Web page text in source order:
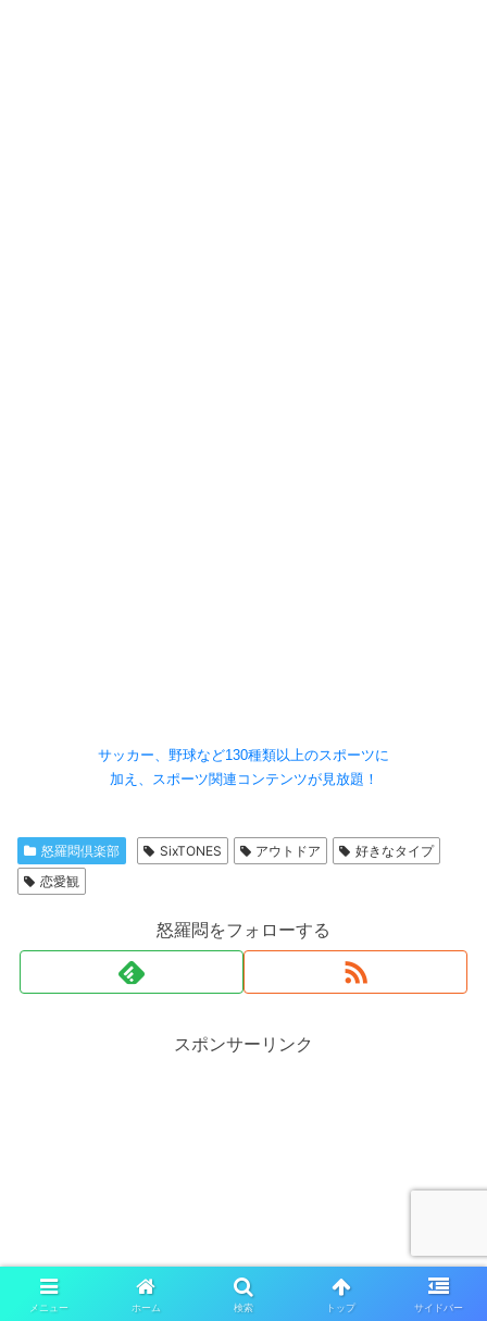
サッカー、野球など130種類以上のスポーツに
加え、スポーツ関連コンテンツが見放題！
怒羅悶倶楽部 SixTONES アウトドア
好きなタイプ
恋愛観
怒羅悶をフォローする
スポンサーリンク
メニュー ホーム 検索 トップ サイドバー